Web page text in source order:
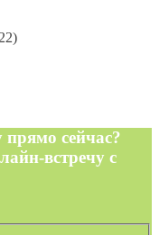
сейчас?
встречу с